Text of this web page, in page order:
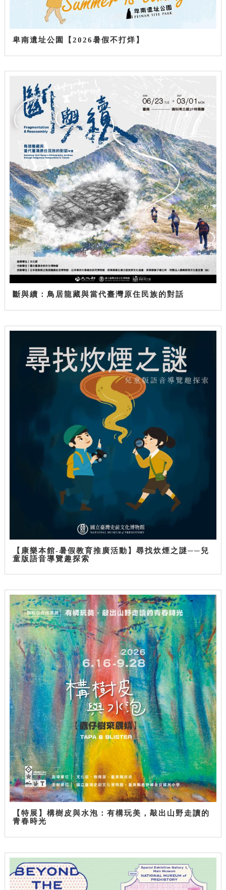
卑南遺址公園【2026暑假不打烊】
斷與續：鳥居龍藏與當代臺灣原住民族的對話
【康樂本館-暑假教育推廣活動】尋找炊煙之謎──兒
童版語音導覽趣探索
【特展】構樹皮與水泡：有構玩美，敲出山野走讀的
青春時光